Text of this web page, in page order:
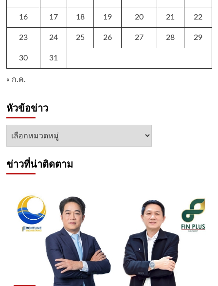
16 17 18 19 20 21 22
23 24 25 26 27 28 29
30 31
« ก.ค.
หัวข้อข่าว
หัวข้อ
ข่าวที่น่าติดตาม